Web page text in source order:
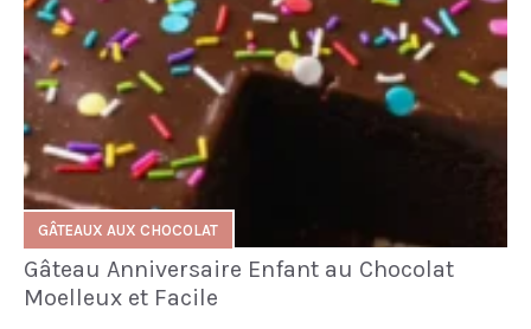
GÂTEAUX AUX CHOCOLAT
Gâteau Anniversaire Enfant au Chocolat
Moelleux et Facile